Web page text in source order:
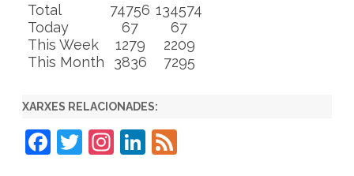
Total 74756 134574
Today
67
67
This Week
1279
2209
This Month
3836 7295
XARXES RELACIONADES:
F
T
In Li